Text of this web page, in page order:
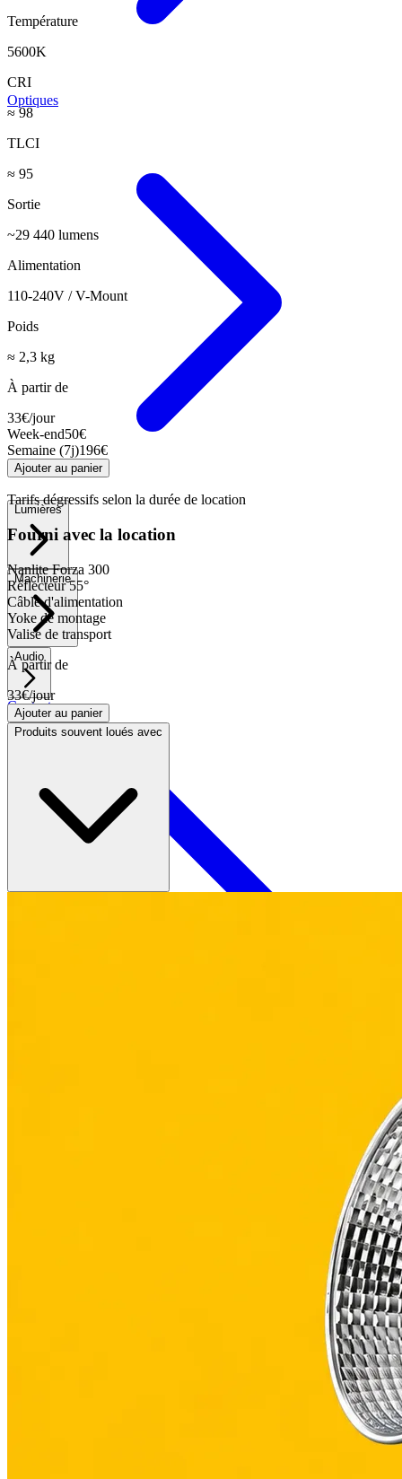
Optiques
Lumières
Machinerie
Audio
Contact
Température
5600K
CRI
≈ 98
TLCI
≈ 95
Sortie
~29 440 lumens
Alimentation
110-240V / V-Mount
Poids
≈ 2,3 kg
À partir de
33€/jour
Week-end50€
Semaine (7j)196€
Ajouter au panier
Tarifs dégressifs selon la durée de location
Fourni avec la location
Nanlite Forza 300
Réflecteur 55°
Câble d'alimentation
Yoke de montage
Valise de transport
À partir de
33€/jour
Ajouter au panier
Produits souvent loués avec